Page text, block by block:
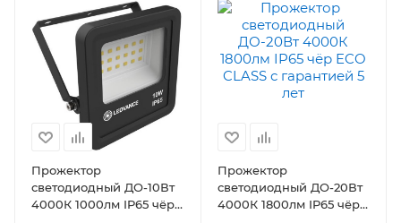
Прожектор
светодиодный ДО-10Вт
4000К 1000лм IP65 чёр
Прожектор
светодиодный ДО-20Вт
4000К 1800лм IP65 чёр